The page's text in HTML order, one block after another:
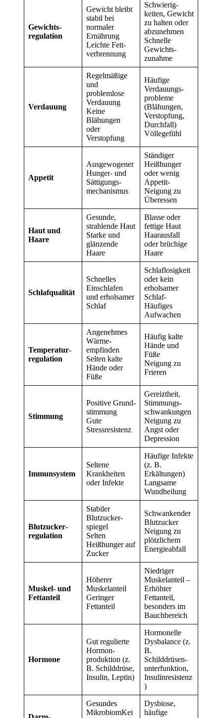
Gewichts­
regulation
Gewicht bleibt
stabil bei
normaler
Ernährung
Leichte Fett­
verbrennung
Schwierig­
keiten, Gewicht
zu halten oder
abzunehmen
Schnelle
Gewichts­
zunahme
Verdauung
Regelmäßige
und
problemlose
Verdauung
Keine
Blähungen
oder
Verstopfung
Häufige
Verdauungs­
probleme
(Blähungen,
Verstopfung,
Durchfall)
Völlegefühl
Appetit
Ausgewogener
Hunger- und
Sättigungs­
mechan­ismus
Ständiger
Heißhunger
oder wenig
Appetit-
Neigung zu
Überessen
Haut und
Haare
Gesunde,
strahlende Haut
Starke und
glänzende
Haare
Blasse oder
fettige Haut
Haarausfall
oder brüchige
Haare
Schlafqualität
Schnelles
Einschlafen
und erholsamer
Schlaf
Schlaflosig­keit
oder kein
erholsamer
Schlaf-
Häufiges
Aufwachen
Temperatur­
regulation
Angenehmes
Wärme­
empfinden
Selten kalte
Hände oder
Füße
Häufig kalte
Hände und
Füße
Neigung zu
Frieren
Stimmung
Positive Grund­
stimmung
Gute
Stressresistenz
Gereiztheit,
Stimmungs­
schwankungen
Neigung zu
Angst oder
Depression
Immun­system
Seltene
Krankheiten
oder Infekte
Häufige Infekte
(z. B.
Erkältungen)
Langsame
Wund­heilung
Blutzucker­
regulation
Stabiler
Blutzucker­
spiegel
Selten
Heißhunger auf
Zucker
Schwankender
Blutzucker
Neigung zu
plötzlichem
Energie­abfall
Muskel- und
Fett­anteil
Höherer
Muskelanteil
Geringer
Fettanteil
Niedriger
Muskelanteil –
Erhöhter
Fettanteil,
besonders im
Bauchbereich
Hormone
Gut regulierte
Hormon­
produktion (z.
B. Schilddrüse,
Insulin, Leptin)
Hormonelle
Dysbalance (z.
B.
Schilddrüsen­
unterfunktion,
Insulinresistenz
)
Gesundes
MikrobiomKei
Dysbiose,
häufige